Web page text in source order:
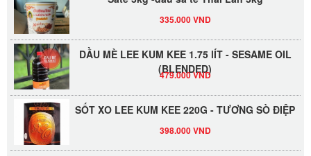
DẦU MÈ LEE KUM KEE 1.75 lÍT - SESAME OIL
(BLENDED)
479.000 VND
SỐT XO LEE KUM KEE 220G - TƯƠNG SÒ ĐIỆP